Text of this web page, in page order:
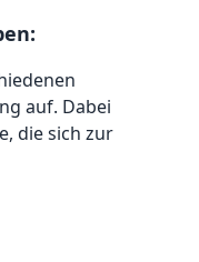
auf. Dabei
die sich zur